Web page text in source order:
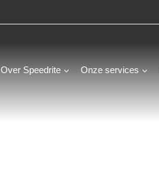
Over Speedrite Onze services